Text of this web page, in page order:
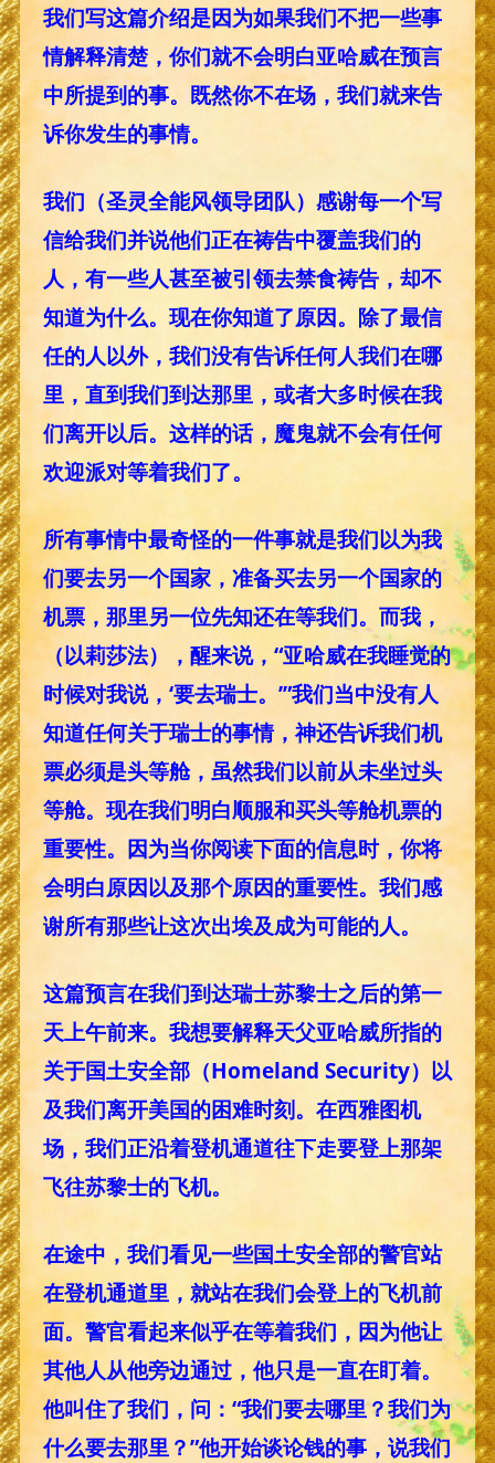
我们写这篇介绍是因为如果我们不把一些事
情解释清楚，你们就不会明白亚哈威在预言
中所提到的事。既然你不在场，我们就来告
诉你发生的事情。
我们（圣灵全能风领导团队）感谢每一个写
信给我们并说他们正在祷告中覆盖我们的
人，有一些人甚至被引领去禁食祷告，却不
知道为什么。现在你知道了原因。除了最信
任的人以外，我们没有告诉任何人我们在哪
里，直到我们到达那里，或者大多时候在我
们离开以后。这样的话，魔鬼就不会有任何
欢迎派对等着我们了。
所有事情中最奇怪的一件事就是我们以为我
们要去另一个国家，准备买去另一个国家的
机票，那里另一位先知还在等我们。而我，
（以莉莎法），醒来说，“亚哈威在我睡觉的
时候对我说，‘要去瑞士。’”我们当中没有人
知道任何关于瑞士的事情，神还告诉我们机
票必须是头等舱，虽然我们以前从未坐过头
等舱。现在我们明白顺服和买头等舱机票的
重要性。因为当你阅读下面的信息时，你将
会明白原因以及那个原因的重要性。我们感
谢所有那些让这次出埃及成为可能的人。
这篇预言在我们到达瑞士苏黎士之后的第一
天上午前来。我想要解释天父亚哈威所指的
关于国土安全部（Homeland Security）以
及我们离开美国的困难时刻。在西雅图机
场，我们正沿着登机通道往下走要登上那架
飞往苏黎士的飞机。
在途中，我们看见一些国土安全部的警官站
在登机通道里，就站在我们会登上的飞机前
面。警官看起来似乎在等着我们，因为他让
其他人从他旁边通过，他只是一直在盯着。
他叫住了我们，问：“我们要去哪里？我们为
什么要去那里？”他开始谈论钱的事，说我们